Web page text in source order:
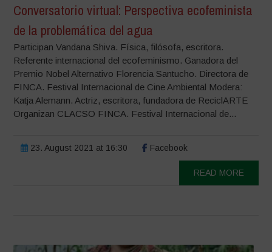
Conversatorio virtual: Perspectiva ecofeminista
de la problemática del agua
Participan Vandana Shiva. Física, filósofa, escritora.
Referente internacional del ecofeminismo. Ganadora del
Premio Nobel Alternativo Florencia Santucho. Directora de
FINCA. Festival Internacional de Cine Ambiental Modera:
Katja Alemann. Actriz, escritora, fundadora de ReciclARTE
Organizan CLACSO FINCA. Festival Internacional de...
23. August 2021 at 16:30 Facebook
READ MORE